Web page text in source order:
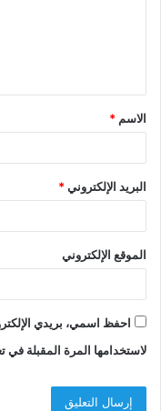
الاسم *
البريد الإلكتروني*
الموقع الإلكتروني
احفظ اسمي، بريدي
لاستخدامها المرة المقبلة في